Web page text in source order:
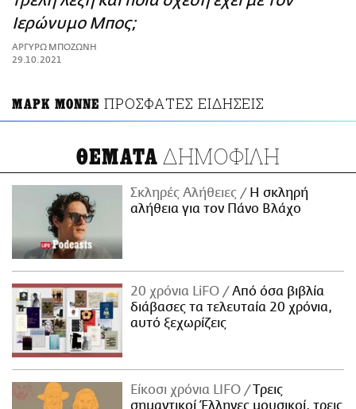
ΑΜΠΑ
PRINT
Ιερώνυμο Μπος;
ΑΡΓΥΡΩ ΜΠΟΖΩΝΗ
29.10.2021
ΜΑΡΚ ΜΟΝΝΕ ΠΡΟΣΦΑΤΕΣ ΕΙΔΗΣΕΙΣ
ΘΕΜΑΤΑ ΔΗΜΟΦΙΛΗ
Σκληρές Αλήθειες
H σκληρή
αλήθεια για τον Πάνο Βλάχο
20 χρόνια LiFO
Από όσα βιβλία
διάβασες τα τελευταία 20 χρόνια,
αυτό ξεχωρίζεις
Είκοσι χρόνια LIFO
Tρεις
σημαντικοί Έλληνες μουσικοί, τρεις